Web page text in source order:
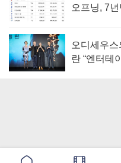
오프닝, 7
오디세우
란 “엔터테